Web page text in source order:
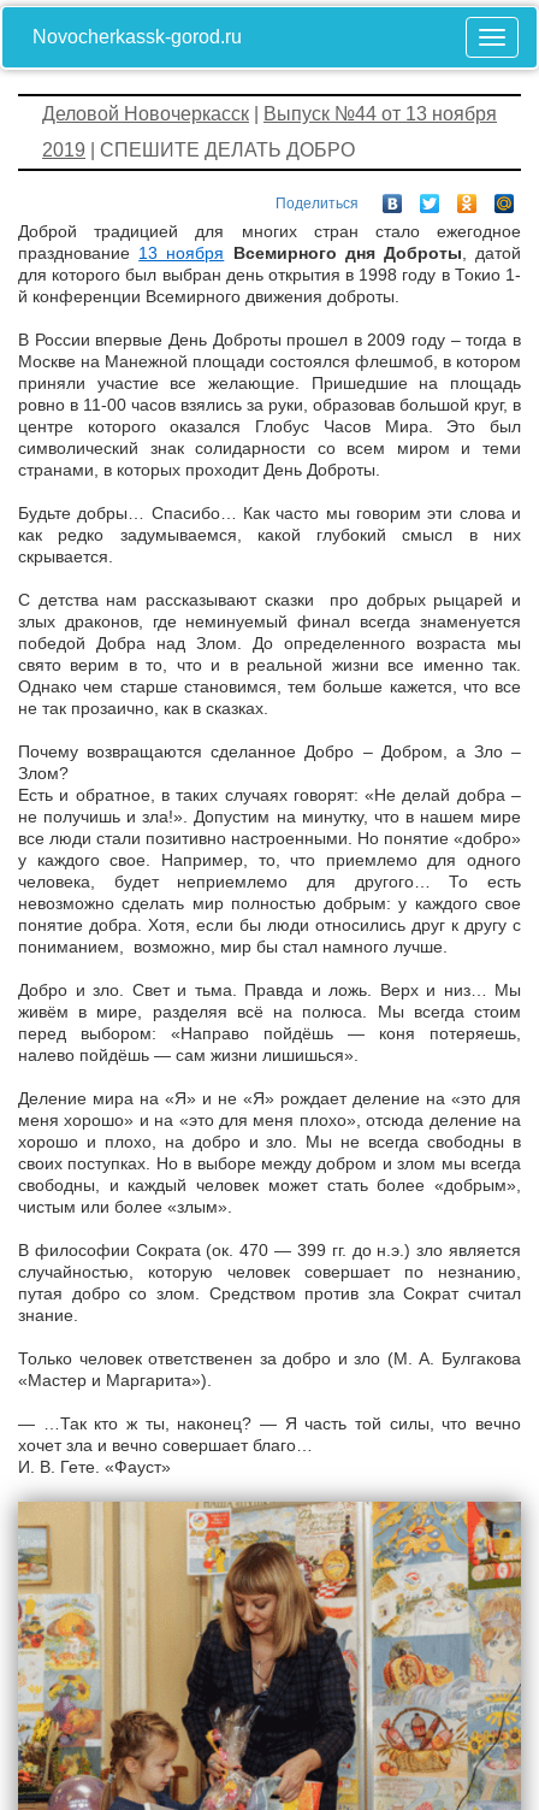
Novocherkassk-gorod.ru
Деловой Новочеркасск
Выпуск №44 от 13 ноября
2019 | СПЕШИТЕ ДЕЛАТЬ ДОБРО
Поделиться
Доброй традицией для многих стран стало ежегодное
празднование 13 ноября Всемирного дня Доброты, датой
для которого был выбран день открытия в 1998 году в Токио 1-
й конференции Всемирного движения доброты.
В России впервые День Доброты прошел в 2009 году – тогда в
Москве на Манежной площади состоялся флешмоб, в котором
приняли участие все желающие. Пришедшие на площадь
ровно в 11-00 часов взялись за руки, образовав большой круг, в
центре которого оказался Глобус Часов Мира. Это был
символический знак солидарности со всем миром и теми
странами, в которых проходит День Доброты.
Будьте добры… Спасибо… Как часто мы говорим эти слова и
как редко задумываемся, какой глубокий смысл в них
скрывается.
C детства нам рассказывают сказки про добрых рыцарей и
злых драконов, где неминуемый финал всегда знаменуется
победой Добра над Злом. До определенного возраста мы
свято верим в то, что и в реальной жизни все именно так.
Однако чем старше становимся, тем больше кажется, что все
не так прозаично, как в сказках.
Почему возвращаются сделанное Добро – Добром, а Зло –
Злом?
Есть и обратное, в таких случаях говорят: «Не делай добра –
не получишь и зла!». Допустим на минутку, что в нашем мире
все люди стали позитивно настроенными. Но понятие «добро»
у каждого свое. Например, то, что приемлемо для одного
человека, будет неприемлемо для другого… То есть
невозможно сделать мир полностью добрым: у каждого свое
понятие добра. Хотя, если бы люди относились друг к другу с
пониманием, возможно, мир бы стал намного лучше.
Добро и зло. Свет и тьма. Правда и ложь. Верх и низ… Мы
живём в мире, разделяя всё на полюса. Мы всегда стоим
перед выбором: «Направо пойдёшь — коня потеряешь,
налево пойдёшь — сам жизни лишишься».
Деление мира на «Я» и не «Я» рождает деление на «это для
меня хорошо» и на «это для меня плохо», отсюда деление на
хорошо и плохо, на добро и зло. Мы не всегда свободны в
своих поступках. Но в выборе между добром и злом мы всегда
свободны, и каждый человек может стать более «добрым»,
чистым или более «злым».
В философии Сократа (ок. 470 — 399 гг. до н.э.) зло является
случайностью, которую человек совершает по незнанию,
путая добро со злом. Средством против зла Сократ считал
знание.
Только человек ответственен за добро и зло (М. А. Булгакова
«Мастер и Маргарита»).
— …Так кто ж ты, наконец? — Я часть той силы, что вечно
хочет зла и вечно совершает благо…
И. В. Гете. «Фауст»